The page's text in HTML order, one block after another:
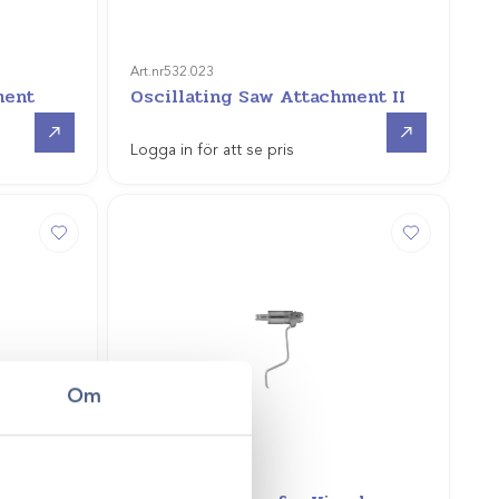
Om
Art.nr532.023
Oscillating Saw Attachment II
Logga in för att se pris